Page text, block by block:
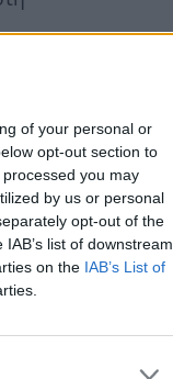
of your personal or
opt-out section to
you may
by us or personal
opt-out of the
list of downstream
on the IAB’s List of